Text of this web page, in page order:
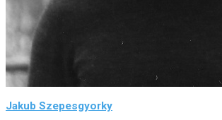
Jakub Szepesgyorky